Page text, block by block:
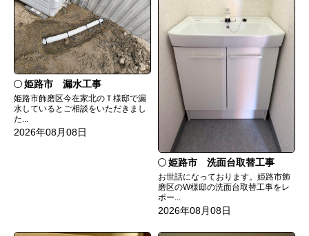
姫路市 漏水工事
姫路市飾磨区今在家北のＴ様邸で漏
水しているとご相談をいただきまし
た...
2026年08月08日
姫路市 洗面台取替工事
お世話になっております。姫路市飾
磨区のW様邸の洗面台取替工事をレ
ポー...
2026年08月08日